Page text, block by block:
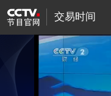
交易时间